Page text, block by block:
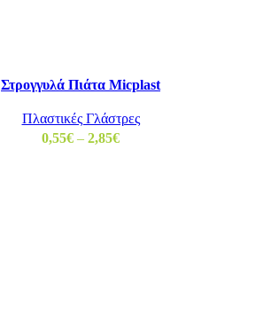
Στρογγυλά Πιάτα Micplast
Πλαστικές Γλάστρες
0,55€ – 2,85€